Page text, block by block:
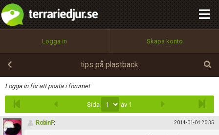
Logga in Skapa konto
tips på plastback
Logga in för att posta i forumet
Sida av 1
RobinF: 2014-01-04 20:35
Infoga
Utför
100%
OK
integritetspolicy
Namn:
Epost:
Användarnamn:
Begär nytt lösenord
Tillbaka till förstasidan